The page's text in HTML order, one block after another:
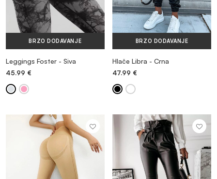
BRZO DODAVANJE
Leggings Foster - Siva
45.99 €
BRZO DODAVANJE
Hlače Libra - Crna
47.99 €